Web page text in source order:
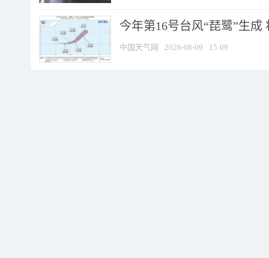
今年第16号台风“琵鹭”生
中国天气网 2026-08-09 15:09